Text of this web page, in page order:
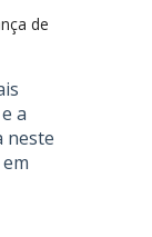
de
a
neste